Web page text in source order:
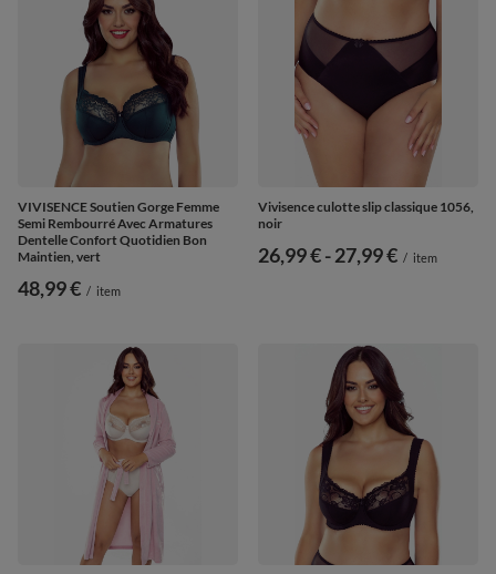
VIVISENCE Soutien Gorge Femme
Semi Rembourré Avec Armatures
Dentelle Confort Quotidien Bon
Maintien, vert
48,99 € / item
Vivisence culotte slip classique 1056,
noir
de
26,99 €-vers le bas
27,99 € / item